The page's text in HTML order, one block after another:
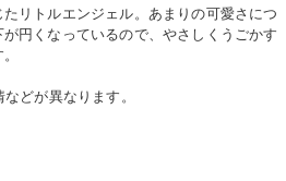
リトルエンジェル。あまりの可愛さにつ
円くなっているので、やさしくうごかす
どが異なります。